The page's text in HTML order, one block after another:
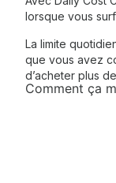
lorsque vous
La limite
que vous avez
d’acheter plus
Comment ça